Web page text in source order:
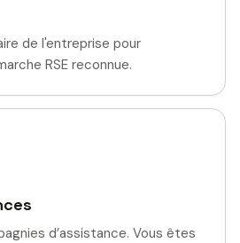
de l'entreprise pour
RSE reconnue.
d’assistance. Vous êtes